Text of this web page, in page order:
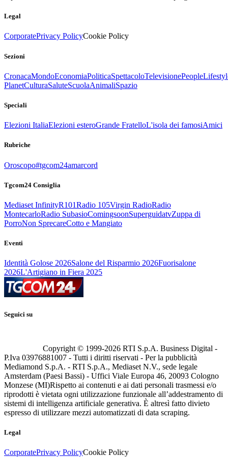
Legal
CorporatePrivacy PolicyCookie Policy
Sezioni
CronacaMondoEconomiaPoliticaSpettacoloTelevisionePeople
PlanetCulturaSaluteScuolaAnimaliSpazio
Speciali
Elezioni ItaliaElezioni esteroGrande FratelloL'isola dei famosiAmici
Rubriche
Oroscopo#tgcom24amarcord
Tgcom24 Consiglia
Mediaset InfinityR101Radio 105Virgin RadioRadio
MontecarloRadio SubasioComingsoonSuperguidatvZuppa di
PorroNon SprecareCotto e Mangiato
Eventi
Identità Golose 2026Salone del Risparmio 2026Fuorisalone
2026L'Artigiano in Fiera 2025
Seguici su
Copyright © 1999-2026 RTI S.p.A. Business Digital -
P.Iva 03976881007 - Tutti i diritti riservati - Per la pubblicità
Mediamond S.p.A. - RTI S.p.A., Mediaset N.V., sede legale
Amsterdam (Paesi Bassi) - Uffici Viale Europa 46, 20093 Cologno
Monzese (MI)Rispetto ai contenuti e ai dati personali trasmessi e/o
riprodotti è vietata ogni utilizzazione funzionale all’addestramento di
sistemi di intelligenza artificiale generativa. È altresì fatto divieto
espresso di utilizzare mezzi automatizzati di data scraping.
Legal
CorporatePrivacy PolicyCookie Policy